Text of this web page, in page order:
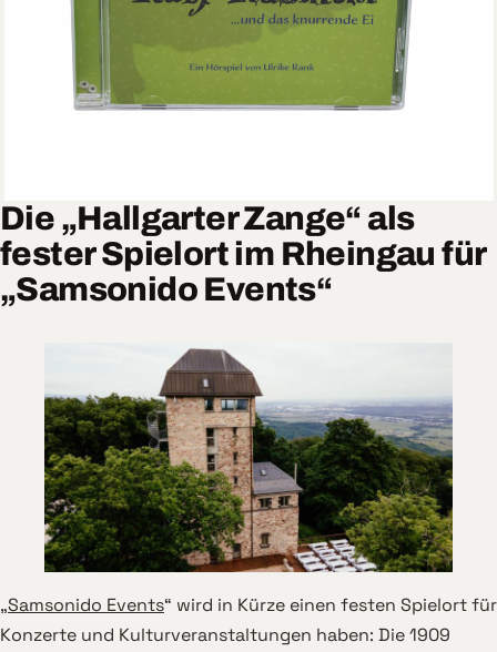
Die „Hallgarter Zange“ als
fester Spielort im Rheingau für
„Samsonido Events“
„Samsonido Events“ wird in Kürze einen festen Spielort für
Konzerte und Kulturveranstaltungen haben: Die 1909